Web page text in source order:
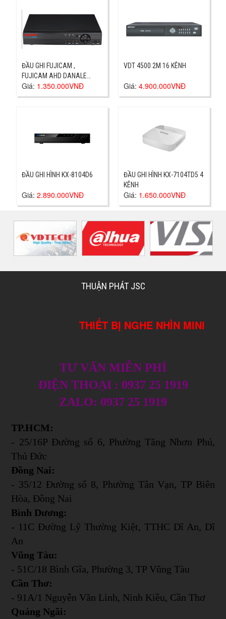
ĐẦU GHI FUJICAM ,
FUJICAM AHD DANALE
AVR-7804 FN 4CH
Giá: 1.350.000VNĐ
VDT 4500 2M 16 KÊNH
Giá: 4.900.000VNĐ
ĐẦU GHI HÌNH KX-8104D6
Giá:2.890.000VNĐ
ĐẦU GHI HÌNH KX-7104TD5 4
KÊNH
Giá: 1.650.000VNĐ
THUẬN PHÁT JSC
THIẾT BỊ NGHE NHÌN MINI
TƯ VẤN MIỄN PHÍ
ĐIỆN THOẠI : 0937 25 1919
ZALO: 0937 25 1919
TP.HCM:
- 25/16P Đường số 6, Phường Tăng Nhơn Phú,
Thủ Đức
Đồng Nai:
- 35/12 Đường số 8, Phường Tân Vạn, TP Biên
Hòa, Đồng Nai
Bình Dương:
- 11C Đường Lỹ Thường Kiệt, TTHC Dĩ An, Dĩ
An
Vũng Tàu:
- 51C/18 Bình Gĩa, Phường 3, TP Vũng Tàu
Cần Thơ:
- 91A/1 Nguyễn Văn Linh, Ninh Kiều, Cần Thơ
Quảng Ngãi: